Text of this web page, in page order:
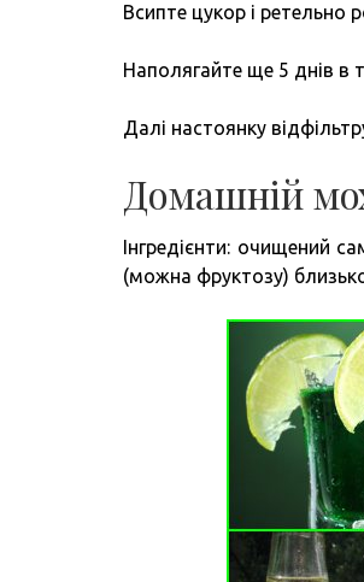
Всипте цукор і ретельно
Наполягайте ще 5 днів в
Далі настоянку
Домашній
Інгредієнти: очищений
(можна фруктозу)